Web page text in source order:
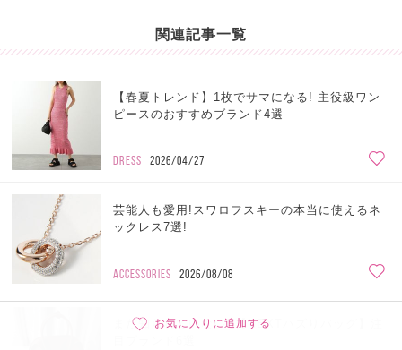
お気に入りに追加する
関連記事一覧
【春夏トレンド】1枚でサマになる! 主役級ワン
ピースのおすすめブランド4選
DRESS 2026/04/27
芸能人も愛用!スワロフスキーの本当に使えるネ
ックレス7選!
ACCESSORIES 2026/08/08
まだ知られていない!!【NEXTバズりバッグ】注